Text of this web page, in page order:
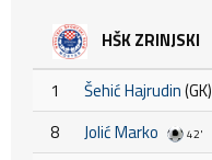
HŠK ZRINJSKI
1 Šehić Hajrudin(GK)
8
Jolić Marko 42'